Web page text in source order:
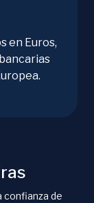
en Euros,
confianza de